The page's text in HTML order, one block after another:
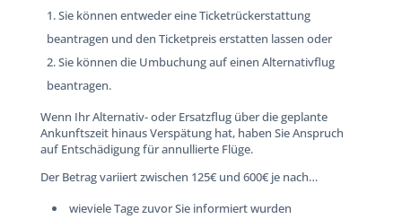
Sie können entweder eine Ticketrückerstattung
beantragen und den Ticketpreis erstatten lassen oder
Sie können die Umbuchung auf einen Alternativflug
beantragen.
Wenn Ihr Alternativ- oder Ersatzflug über die geplante
Ankunftszeit hinaus Verspätung hat, haben Sie Anspruch
auf Entschädigung für annullierte Flüge.
Der Betrag variiert zwischen 125€ und 600€ je nach…
wieviele Tage zuvor Sie informiert wurden